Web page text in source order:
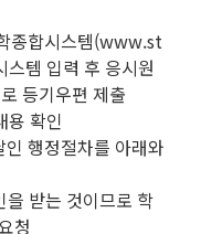
종합시스템(www.st
템 입력 후 응시원
등기우편 제출
확인
행정절차를 아래와
받는 것이므로 학
청